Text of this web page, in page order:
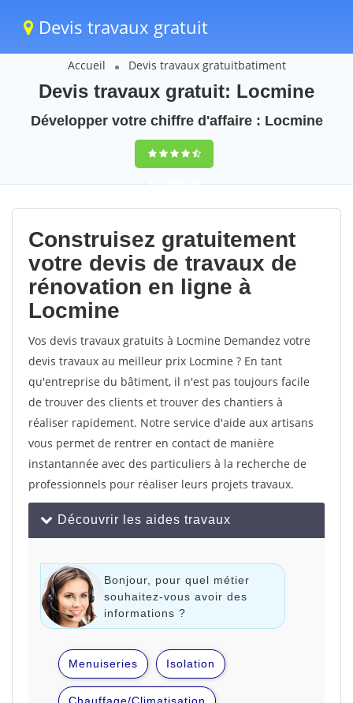
Devis travaux gratuit
Accueil Devis travaux gratuitbatiment
Devis travaux gratuit: Locmine
Développer votre chiffre d'affaire : Locmine
9,5(100%)80
votes
Construisez gratuitement
votre devis de travaux de
rénovation en ligne à
Locmine
Vos devis travaux gratuits à Locmine Demandez votre
devis travaux au meilleur prix Locmine ? En tant
qu'entreprise du bâtiment, il n'est pas toujours facile
de trouver des clients et trouver des chantiers à
réaliser rapidement. Notre service d'aide aux artisans
vous permet de rentrer en contact de manière
instantannée avec des particuliers à la recherche de
professionnels pour réaliser leurs projets travaux.